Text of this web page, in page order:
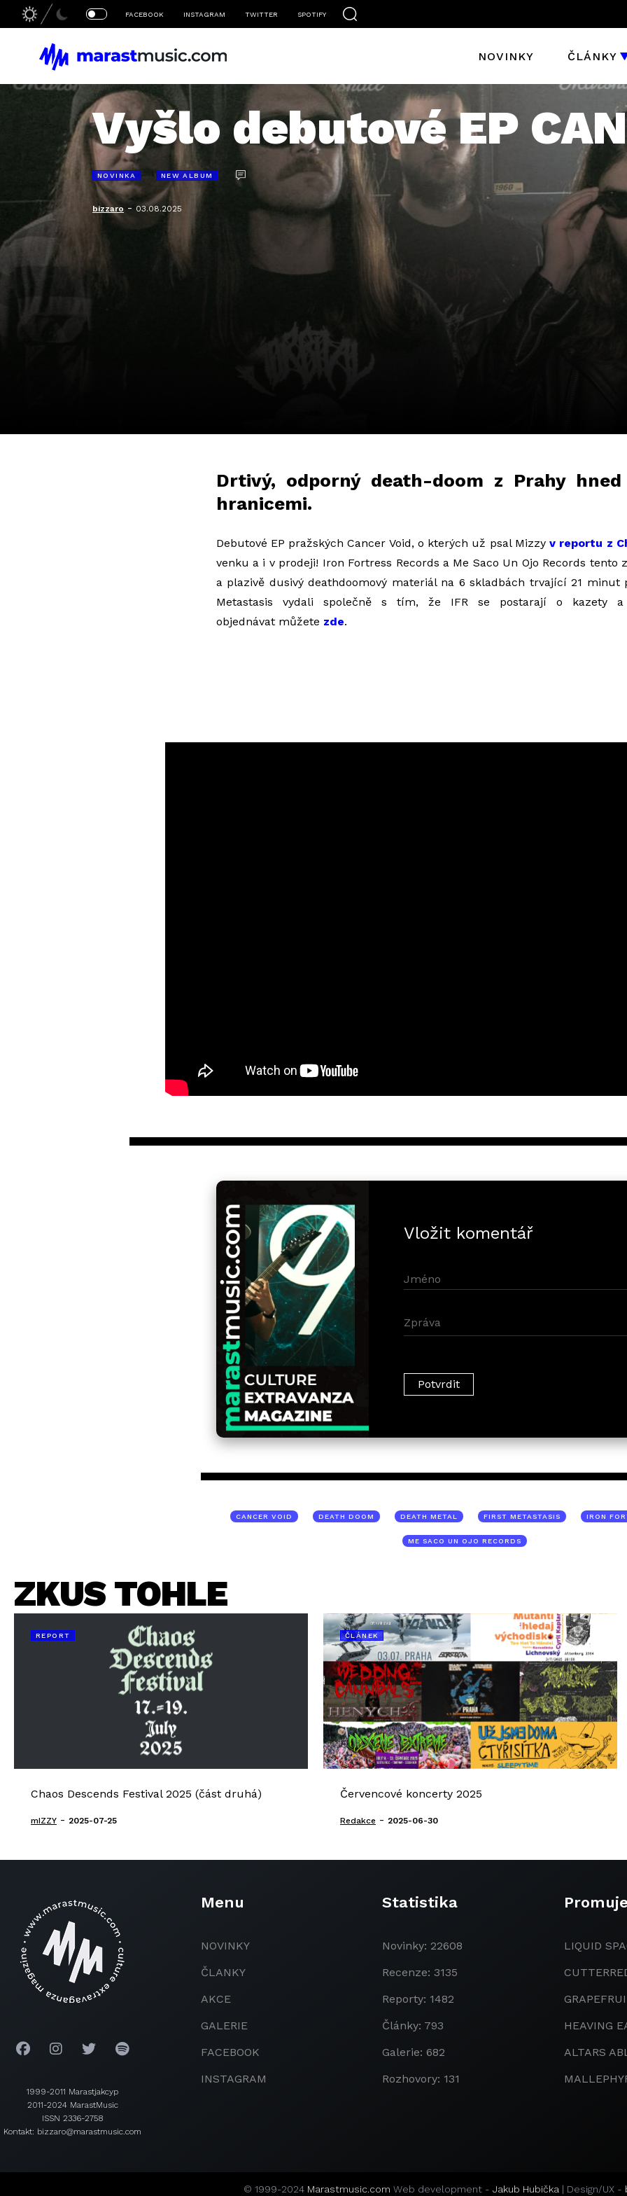
FACEBOOK INSTAGRAM TWITTER SPOTIFY
NOVINKY ČLÁNKY
Vyšlo debutové EP
NOVINKA NEW ALBUM
bizzaro - 03.08.2025
Drtivý, odporný death-doom z Prahy hned
hranicemi.
Debutové EP pražských Cancer Void, o kterých už psal Mizzyv reportu z
venku a i v prodeji! Iron Fortress Records a Me Saco Un Ojo Records tento
a plazivě dusivý deathdoomový materiál na 6 skladbách trvající 21 minut
Metastasis vydali společně s tím, že IFR se postarají o kazety a
objednávat můžete zde.
Vložit komentář
CANCER VOID DEATH DOOM DEATH METAL FIRST METASTASIS IRON
ME SACO UN OJO RECORDS
ZKUS TOHLE
REPORT
Chaos Descends Festival 2025 (část druhá)
mIZZY - 2025-07-25
ČLÁNEK
Červencové koncerty 2025
Redakce - 2025-06-30
1999-2011 Marastjakcyp
2011-2024 MarastMusic
ISSN 2336-2758
Kontakt: bizzaro@marastmusic.com
Menu
NOVINKY
ČLANKY
AKCE
GALERIE
FACEBOOK
INSTAGRAM
Statistika
Novinky: 22608
Recenze: 3135
Reporty: 1482
Články: 793
Galerie: 682
Rozhovory: 131
LIQUID
HEAVING
ALTARS
© 1999-2024 Marastmusic.com Web development - Jakub Hubička | Design/UX -